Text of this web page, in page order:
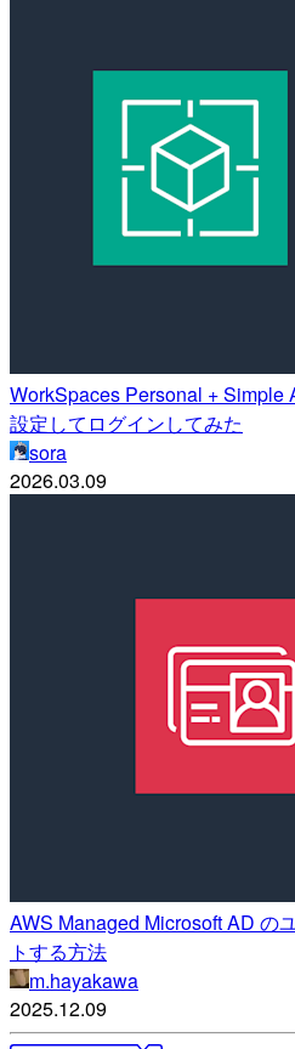
WorkSpaces Personal + Simple
設定してログインしてみた
sora
2026.03.09
AWS Managed Microsoft AD の
トする方法
m.hayakawa
2025.12.09